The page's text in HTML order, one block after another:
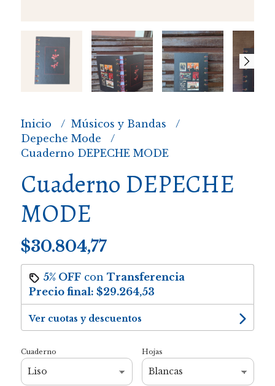
Inicio
Músicos y Bandas
Depeche Mode
Cuaderno DEPECHE MODE
Cuaderno DEPECHE
MODE
$30.804,77
5% OFFcon Transferencia
Precio final: $29.264,53
Ver cuotas y descuentos
Cuaderno Hojas